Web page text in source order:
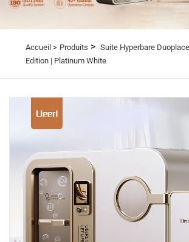
Accueil > Produits > Suite Hyperbare Duoplace
Edition | Platinum White